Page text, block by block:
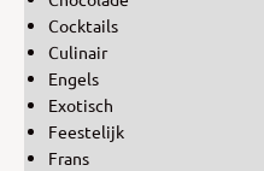
Cocktails
Culinair
Engels
Exotisch
Feestelijk
Frans